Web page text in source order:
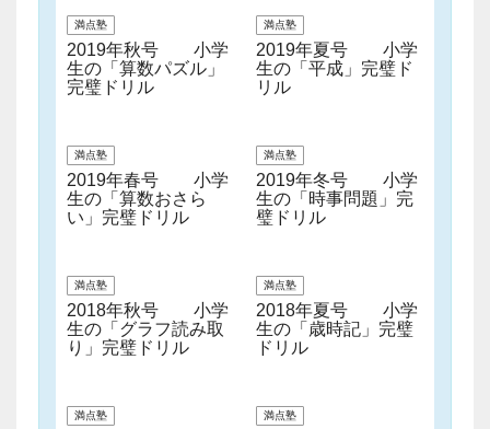
満点塾
2019年秋号 小学
生の「算数パズル」
完璧ドリル
満点塾
2019年夏号 小学
生の「平成」完璧ド
リル
満点塾
2019年春号 小学
生の「算数おさら
い」完璧ドリル
満点塾
2019年冬号 小学
生の「時事問題」完
璧ドリル
満点塾
2018年秋号 小学
生の「グラフ読み取
り」完璧ドリル
満点塾
2018年夏号 小学
生の「歳時記」完璧
ドリル
満点塾 満点塾